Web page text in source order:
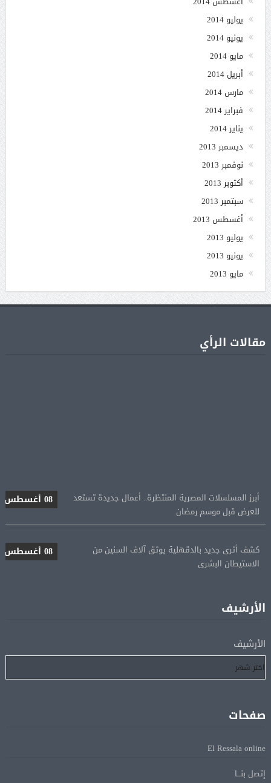
يوليو 2014
يونيو 2014
مايو 2014
أبريل 2014
مارس 2014
فبراير 2014
يناير 2014
ديسمبر 2013
نوفمبر 2013
أكتوبر 2013
سبتمبر 2013
أغسطس 2013
يوليو 2013
يونيو 2013
مايو 2013
مقالات الرأي
للعرض قبل موسم رمضان
الاستيطان البشرى
المؤهلة لأولمبياد 2028
إسبانيا تعيد فرض الرقابة على حدودها مع إيطاليا وسط
خلاف متصاعد بشأن الهجرة
الرئيس الإيرانى: الظروف الراهنة فرصة للتوصل إلى اتفاق
الأرشيف
الأرشيف
صفحات
El Ressala online
إتصل بنـــا